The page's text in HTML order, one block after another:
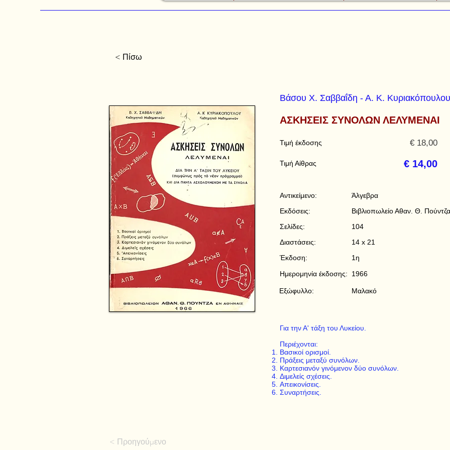
< Πίσω
Βάσου Χ. Σαββαΐδη - Α. Κ. Κυριακόπουλου
ΑΣΚΗΣΕΙΣ ΣΥΝΟΛΩΝ ΛΕΛΥΜΕΝΑΙ
Τιμή έκδοσης
Τιμή Αίθρας
€ 18,00
€ 14,00
Αντικείμενο:
Άλγεβρα
Εκδόσεις:
Βιβλιοπωλείο Αθαν. Θ. Πούντζα
Σελίδες:
104
Διαστάσεις:
14 x 21
Έκδοση:
1η
Ημερομηνία έκδοσης:
1966
Μαλακό
Εξώφυλλο:
Για την Α' τάξη του Λυκείου.
Περιέχονται:
Βασικοί ορισμοί.
Πράξεις μεταξύ συνόλων.
Καρτεσιανόν γινόμενον δύο συνόλων.
Διμελείς σχέσεις.
Απεικονίσεις.
Συναρτήσεις.
< Προηγούμενο